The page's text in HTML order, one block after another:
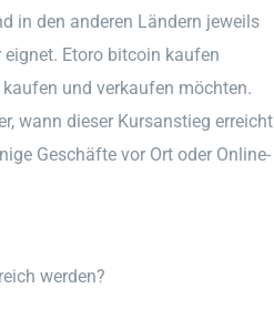
in den anderen Ländern jeweils
Etoro bitcoin kaufen
und verkaufen möchten.
wann dieser Kursanstieg erreicht
Geschäfte vor Ort oder Online-
werden?